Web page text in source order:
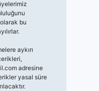
bu
aykırı
adresine
yasal süre